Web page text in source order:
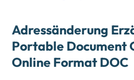
Adressänderung
Portable Document
Online Format DOC